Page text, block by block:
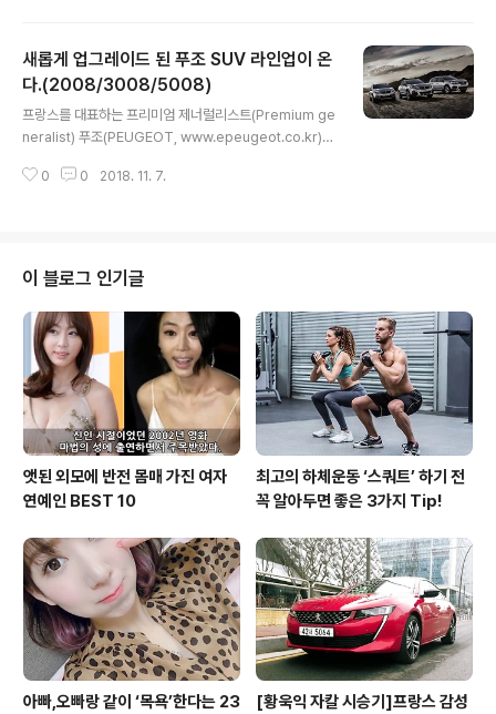
이브리드는 차량의 성능을 미적으로 표현한 ‘테크니컬 뷰
티(Technical Beauty)’라는 디자인 컨셉을 바탕으로 스
포티하면서도 우아한 풀 사이즈 세단의 품격과 성능을 웅
변한다. 풀 LED 헤드램프와 언더 그릴을 강조한 전면 디자
인은 과감하면서도 세련된 아발론의 저중심 스탠스를 잘
표현하고 있으며 이는 향후 토요타가 지향하는 디자인 아
새롭게 업그레이드 된 푸조 SUV 라인업이 온
다.(2008/3008/5008)
프랑스를 대표하는 프리미엄 제너럴리스트(Premium ge
neralist) 푸조(PEUGEOT, www.epeugeot.co.kr)
판매에 돌입한다. 2019년형 푸조 SUV 라인업은 강화된
ter, 디젤 미립자 필터)의 성능 강화, 신형 엔진과 자동변속
기 탑재, 그리고 트림 별로 편의사양을 추가하는 등 일반적
인 연식 변경 수준을 넘어선 대대적인 상품성 강화를 이뤄
냈다.푸조 2008 SUV는 최고 출력을 기존 모델 대비 20
마력 높인 120 B..
0 0 2018. 11. 7.
이 블로그 인기글
앳된 외모에 반전 몸매 가진 여자
연예인 BEST 10
최고의 하체운동 ‘스쿼트’ 하기 전
꼭 알아두면 좋은 3가지 Tip!
아빠,오빠랑 같이 ‘목욕’한다는 23
[황욱익 자칼 시승기]프랑스 감성